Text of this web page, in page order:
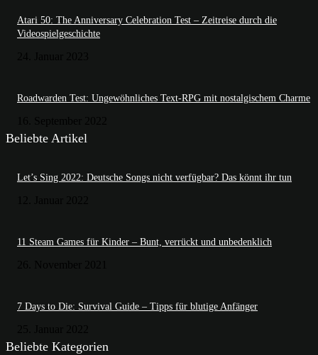
Atari 50: The Anniversary Celebration Test – Zeitreise durch die
Videospielgeschichte
Roadwarden Test: Ungewöhnliches Text-RPG mit nostalgischem Charme
Beliebte Artikel
Let’s Sing 2022: Deutsche Songs nicht verfügbar? Das könnt ihr tun
11 Steam Games für Kinder – Bunt, verrückt und unbedenklich
7 Days to Die: Survival Guide – Tipps für blutige Anfänger
Beliebte Kategorien